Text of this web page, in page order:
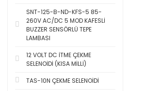
SNT-125-B-ND-KFS-5 85-
260V AC/DC 5 MOD KAFESLİ
BUZZER SENSÖRLÜ TEPE
LAMBASI
12 VOLT DC İTME ÇEKME
SELENOİDİ (KISA MİLLİ)
TAS-10N ÇEKME SELENOİDİ